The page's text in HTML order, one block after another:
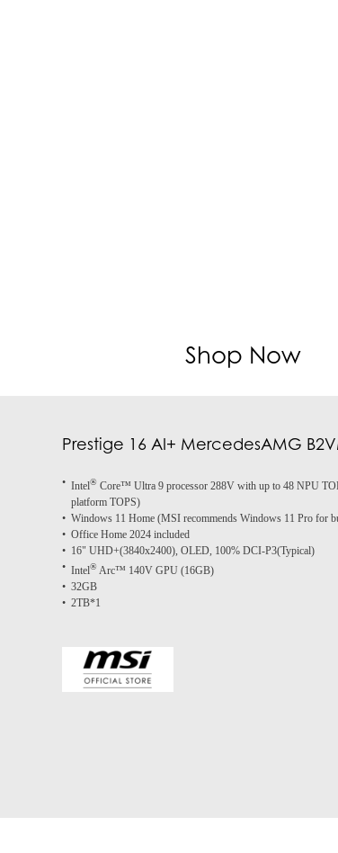
Shop Now
Prestige 16 AI+ MercedesAMG
Intel®Core™ Ultra 9 processor 288V with up to 48 NPU
platform TOPS)
Windows 11 Home (MSI recommends Windows 11 Pro for
Office Home 2024 included
16" UHD+(3840x2400), OLED, 100% DCI-P3(Typical)
Intel®Arc™ 140V GPU (16GB)
32GB
2TB*1